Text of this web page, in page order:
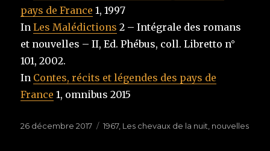
pays de France 1, 1997
InLes Malédictions 2 – Intégrale des romans
et nouvelles – II, Ed. Phébus, coll. Libretto n°
101, 2002.
In Contes, récits et légendes des pays de
France 1, omnibus 2015
Publié
26 décembre 2017 Étiquettes
1967, Les chevaux de la nuit nouvelles